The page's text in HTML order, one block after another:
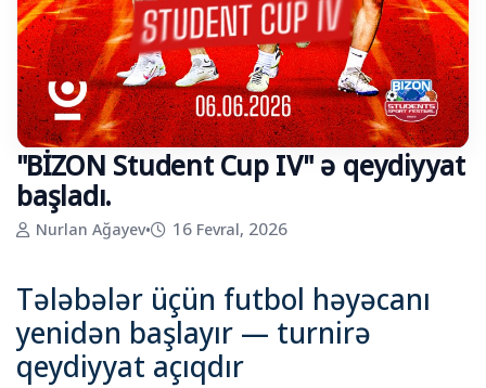
"BİZON Student Cup IV" ə qeydiyyat
başladı.
Nurlan Ağayev• 16 Fevral, 2026
Tələbələr üçün futbol həyəcanı
yenidən başlayır — turnirə
qeydiyyat açıqdır